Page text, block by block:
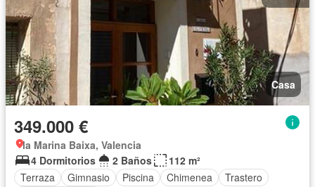
Casa
349.000 €
la Marina Baixa, Valencia
4 Dormitorios
2 Baños
112 m²
Terraza
Gimnasio Piscina Chimenea
Trastero